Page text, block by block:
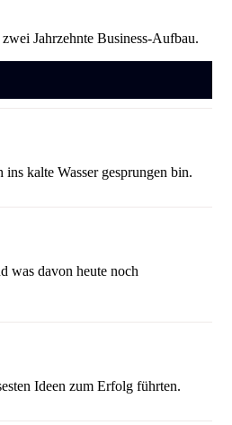
Jahrzehnte Business-Aufbau.
kalte Wasser gesprungen bin.
was davon heute noch
Ideen zum Erfolg führten.